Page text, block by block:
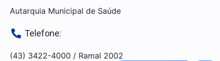
Autarquia Municipal de Saúde
Telefone:
(43) 3422-4000 / Ramal 2002